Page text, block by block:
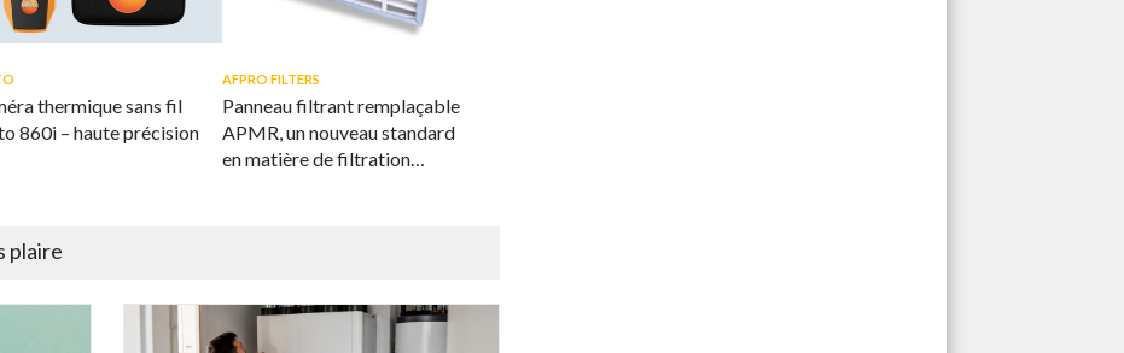
thermique sans fil
860i – haute précision
AFPRO FILTERS
Panneau filtrant remplaçable
APMR, un nouveau standard
en matière de filtration
plaire